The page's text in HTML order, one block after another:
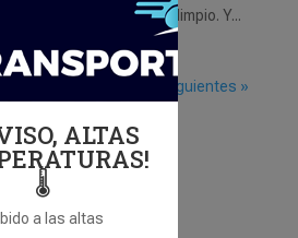
más intuitivo, sencillo y limpio. Y...
Entradas siguientes »
producto
ALTAS
🌡️
a las altas